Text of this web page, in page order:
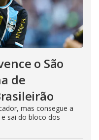
o São
de
mas consegue a
sai do bloco dos